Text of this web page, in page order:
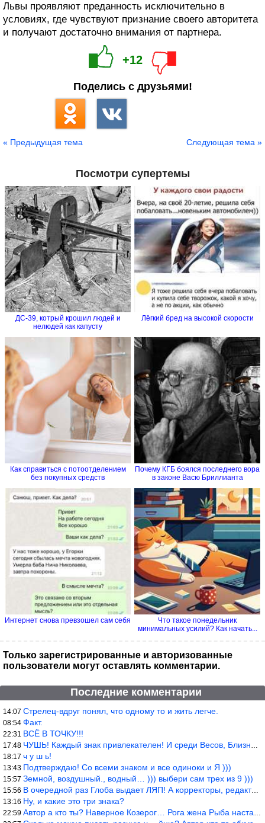
Львы проявляют преданность исключительно в
условиях, где чувствуют признание своего авторитета
и получают достаточно внимания от партнера.
+12
Поделись с друзьями!
« Предыдущая тема Следующая тема »
Посмотри супертемы
ДС-39, котрый крошил людей и
нелюдей как капусту
Лёгкий бред на высокой скорости
Как справиться с потоотделением
без покупных средств
Почему КГБ боялся последнего вора
в законе Васю Бриллианта
Интернет снова превзошел сам себя
Что такое понедельник
минимальных усилий? Как начать...
Только зарегистрированные и авторизованные
пользователи могут оставлять комментарии.
Последние комментарии
14:07 Стрелец-вдруг понял, что одному то и жить легче.
08:54 Факт.
22:31 ВСЁ В ТОЧКУ!!!
17:48 ЧУШЬ! Каждый знак привлекателен! И среди Весов, Близнецов встреч
18:17 ч у ш ь!
13:43 Подтверждаю! Со всеми знаком и все одиноки и Я )))
15:57 Земной, воздушный., водный… ))) выбери сам трех из 9 )))
15:56 В очередной раз Глоба выдает ЛЯП! А корректоры, редакторы пропус
13:16 Ну, и какие это три знака?
22:59 Автор а кто ты? Наверное Козерог… Рога жена Рыба наставила ))